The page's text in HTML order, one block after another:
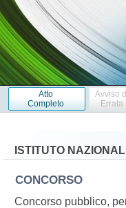
Atto
Completo
Avviso
Errata
ISTITUTO
CONCORSO
Concorso pubblico,